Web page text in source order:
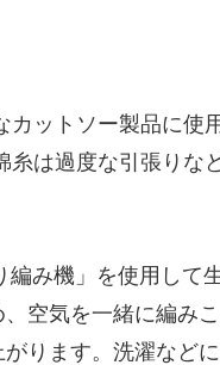
ットソー製品に使
は過度な引張りな
み機」を使用して
空気を一緒に編み
ります。洗濯など